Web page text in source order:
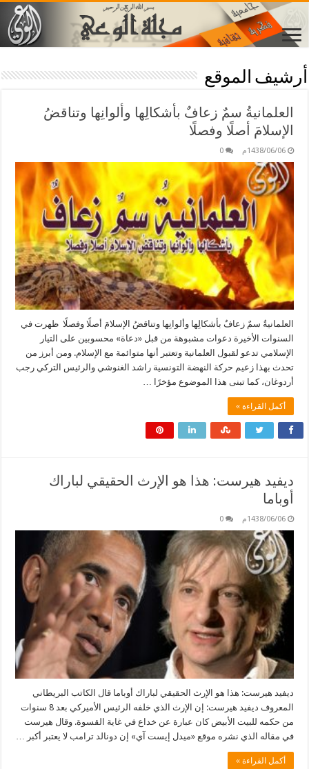
أرشيف الموقع
العلمانيةُ سمٌ زعافٌ بأشكالِها وألوانِها وتناقضُ
الإسلامَ أصلًا وفصلًا
1438/06/06م 0
العلمانيةُ سمٌ زعافٌ بأشكالِها وألوانِها وتناقضُ الإسلامَ أصلًا وفصلًا ظهرت في
السنوات الأخيرة دعوات مشبوهة من قبل «دعاة» محسوبين على التيار
الإسلامي تدعو لقبول العلمانية وتعتبر أنها متوائمة مع الإسلام. ومن أبرز من
تحدث بهذا زعيم حركة النهضة التونسية راشد الغنوشي والرئيس التركي رجب
أردوغان، كما تبنى هذا الموضوع مؤخرًا …
أكمل القراءة »
ديفيد هيرست: هذا هو الإرث الحقيقي لباراك
أوباما
1438/06/06م 0
ديفيد هيرست: هذا هو الإرث الحقيقي لباراك أوباما قال الكاتب البريطاني
المعروف ديفيد هيرست: إن الإرث الذي خلفه الرئيس الأميركي بعد 8 سنوات
من حكمه للبيت الأبيض كان عبارة عن خداع في غاية القسوة. وقال هيرست
في مقاله الذي نشره موقع «ميدل إيست آي» إن دونالد ترامب لا يعتبر أكبر …
أكمل القراءة »